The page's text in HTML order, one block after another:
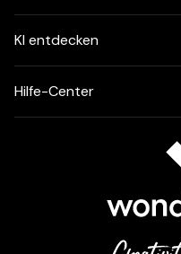
KI entdecken
Hilfe-Center